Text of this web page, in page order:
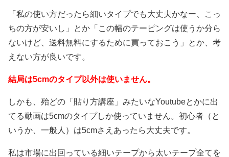
「私の使い方だったら細いタイプでも大丈夫かなー、こっ
ちの方が安いし」とか「この幅のテーピングは使うか分ら
ないけど、送料無料にするために買っておこう」とか、考
えない方が良いです。
結局は5cmのタイプ以外は使いません。
しかも、殆どの「貼り方講座」みたいなYoutubeとかに出
てる動画は5cmのタイプしか使っていません。初心者（と
いうか、一般人）は5cmさえあったら大丈夫です。
私は市場に出回っている細いテープから太いテープ全てを